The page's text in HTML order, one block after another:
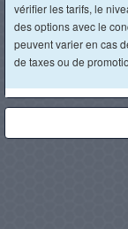
vérifier les tarifs, le
des options avec le
peuvent varier en cas
de taxes ou de